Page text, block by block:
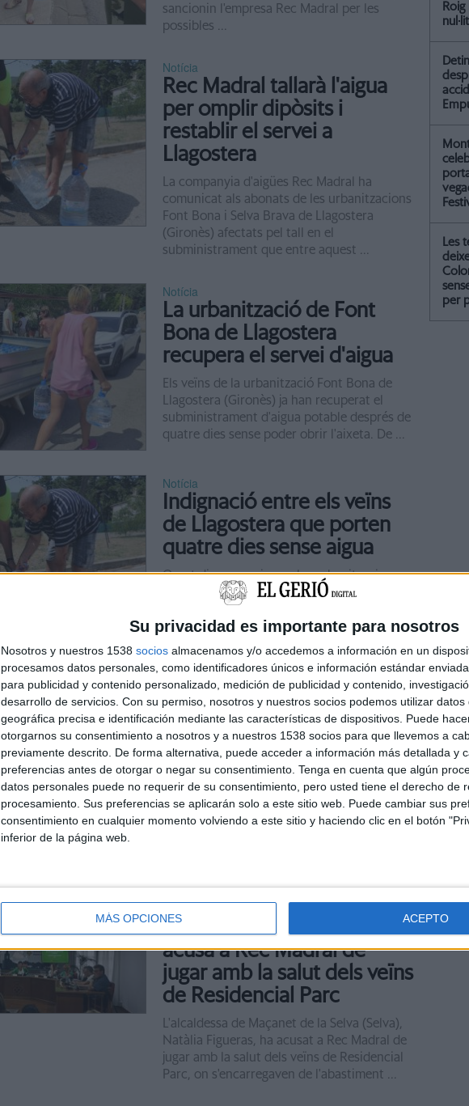
Su privacidad es importante para nosotros
Nosotros y nuestros 1538 socios almacenamos y/o accedemos a información en un
procesamos datos personales, como identificadores únicos e información estándar
para publicidad y contenido personalizado, medición de publicidad y contenido,
desarrollo de servicios. Con su permiso, nosotros y nuestros socios podemos utilizar datos
geográfica precisa e identificación mediante las características de dispositivos. Puede
otorgarnos su consentimiento a nosotros y a nuestros 1538 socios para que llevemos a
previamente descrito. De forma alternativa, puede acceder a información más detallada y
preferencias antes de otorgar o negar su consentimiento. Tenga en cuenta que algún
datos personales puede no requerir de su consentimiento, pero usted tiene el derecho de
procesamiento. Sus preferencias se aplicarán solo a este sitio web. Puede cambiar sus
consentimiento en cualquier momento volviendo a este sitio y haciendo clic en el botón
inferior de la página web.
MÁS OPCIONES ACEPTO
sancionin l'empresa Rec Madral per les
possibles ...
Notícia
Rec Madral tallarà l'aigua
per omplir dipòsits i
restablir el servei a
Llagostera
La companyia d'aigües Rec Madral ha
comunicat als abonats de les urbanitzacions
Font Bona i Selva Brava de Llagostera
(Gironès) afectats pel tall en el
subministrament que entre aquest ...
Notícia
La urbanització de Font
Bona de Llagostera
recupera el servei d'aigua
Els veïns de la urbanització Font Bona de
Llagostera (Gironès) ja han recuperat el
subministrament d'aigua potable després de
quatre dies sense poder obrir l'aixeta. De ...
Notícia
Indignació entre els veïns
de Llagostera que porten
quatre dies sense aigua
Quart dia sense aigua a les urbanitzacions
Font Bona i Selva Brava de Llagostera
(Gironès). Si res no canvia, aquest dijous
s'hauran de mantenir les mesures que ha
Notícia
Vidreres començarà a
oferir el servei d'aigua
municipalitzat a partir del
gener del 2023
L'Ajuntament de Vidreres (Selva) encara la
recta final del procés de municipalització de
Notícia
L'alcaldessa de Maçanet
acusa a Rec Madral de
jugar amb la salut dels veïns
de Residencial Parc
L'alcaldessa de Maçanet de la Selva (Selva),
Natàlia Figueras, ha acusat a Rec Madral de
jugar amb la salut dels veïns de Residencial
Parc, on s'encarregaven de l'abastiment ...
Les
per